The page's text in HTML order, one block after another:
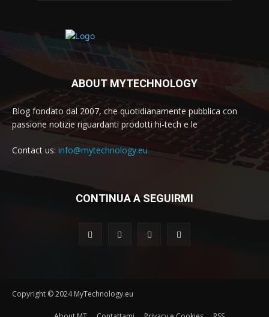
ABOUT MYTECHNOLOGY
Blog fondato dal 2007, che quotidianamente pubblica con
passione notizie riguardanti prodotti hi-tech e le
Contact us: info@mytechnology.eu
CONTINUA A SEGUIRMI
Copyright © 2024 MyTechnology.eu